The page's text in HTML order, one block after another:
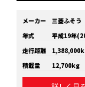
メーカー
三菱ふそう
年式
平成19年
走行距離
積載量
12,700kg